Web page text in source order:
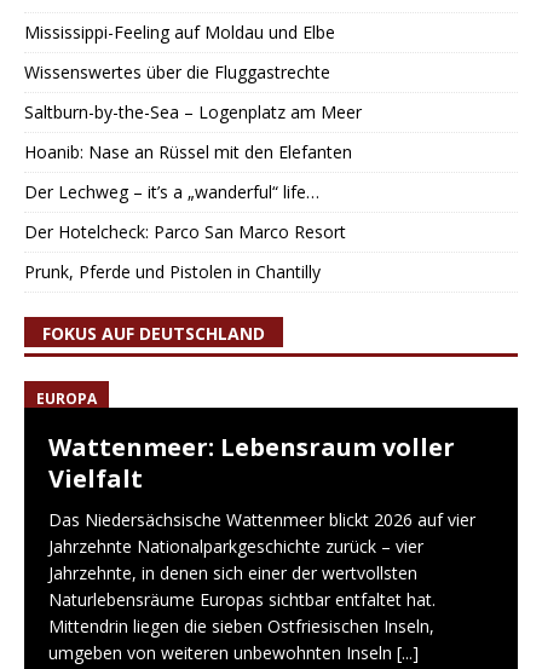
Mississippi-Feeling auf Moldau und Elbe
Wissenswertes über die Fluggastrechte
Saltburn-by-the-Sea – Logenplatz am Meer
Hoanib: Nase an Rüssel mit den Elefanten
Der Lechweg – it’s a „wanderful“ life…
Der Hotelcheck: Parco San Marco Resort
Prunk, Pferde und Pistolen in Chantilly
FOKUS AUF DEUTSCHLAND
EUROPA
Wattenmeer: Lebensraum voller
Vielfalt
Das Niedersächsische Wattenmeer blickt 2026 auf vier
Jahrzehnte Nationalparkgeschichte zurück – vier
Jahrzehnte, in denen sich einer der wertvollsten
Naturlebensräume Europas sichtbar entfaltet hat.
Mittendrin liegen die sieben Ostfriesischen Inseln,
umgeben von weiteren unbewohnten Inseln [...]